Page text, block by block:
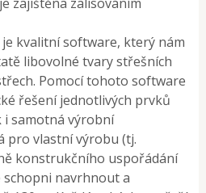
kvalitní software, který nám
libovolné tvary střešních
Pomocí tohoto software
řešení jednotlivých prvků
samotná výrobní
pro vlastní výrobu (tj.
konstrukčního uspořádání
schopni navrhnout a